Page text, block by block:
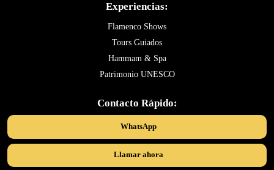
Experiencias:
Flamenco Shows
Tours Guiados
Hammam & Spa
Patrimonio UNESCO
Contacto Rápido:
WhatsApp
Llamar ahora